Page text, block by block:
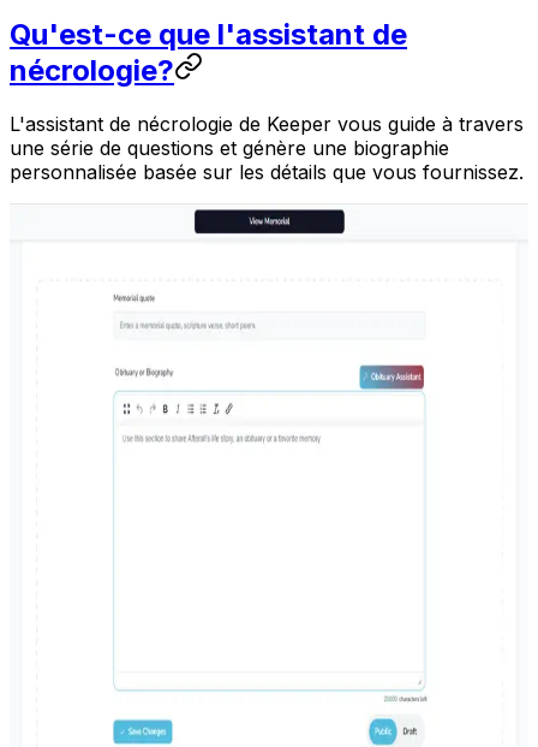
Qu'est-ce que l'assistant de
nécrologie?
L'assistant de nécrologie de Keeper vous guide à travers
une série de questions et génère une biographie
personnalisée basée sur les détails que vous fournissez.